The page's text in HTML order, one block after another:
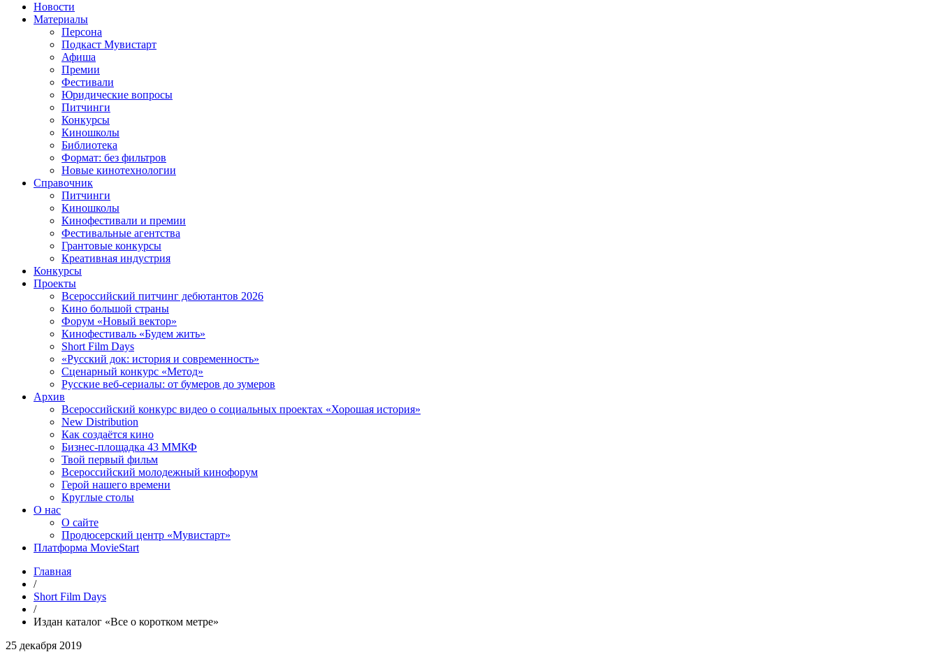
Новости
Материалы
Персона
Подкаст Мувистарт
Афиша
Премии
Фестивали
Юридические вопросы
Питчинги
Конкурсы
Киношколы
Библиотека
Формат: без фильтров
Новые кинотехнологии
Справочник
Питчинги
Киношколы
Кинофестивали и премии
Фестивальные агентства
Грантовые конкурсы
Креативная индустрия
Конкурсы
Проекты
Всероссийский питчинг дебютантов 2026
Кино большой страны
Форум «Новый вектор»
Кинофестиваль «Будем жить»
Short Film Days
«Русский док: история и современность»
Сценарный конкурс «Метод»
Русские веб-сериалы: от бумеров до зумеров
Архив
Всероссийский конкурс видео о социальных проектах «Хорошая история»
New Distribution
Как создаётся кино
Бизнес-площадка 43 ММКФ
Твой первый фильм
Всероссийский молодежный кинофорум
Герой нашего времени
Круглые столы
О нас
О сайте
Продюсерский центр «Мувистарт»
Платформа MovieStart
Главная
/
Short Film Days
/
Издан каталог «Все о коротком метре»
25 декабря 2019